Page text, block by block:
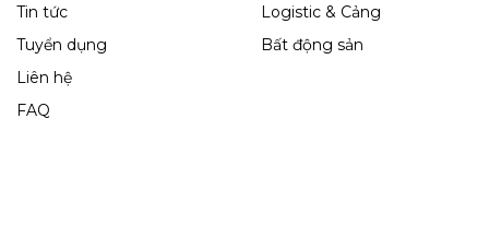
Tin tức
Tuyển dụng
Liên hệ
FAQ
Logistic & Cảng
Bất động sản